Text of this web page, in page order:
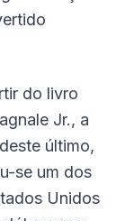
do livro
Jr., a
último,
se um dos
Unidos